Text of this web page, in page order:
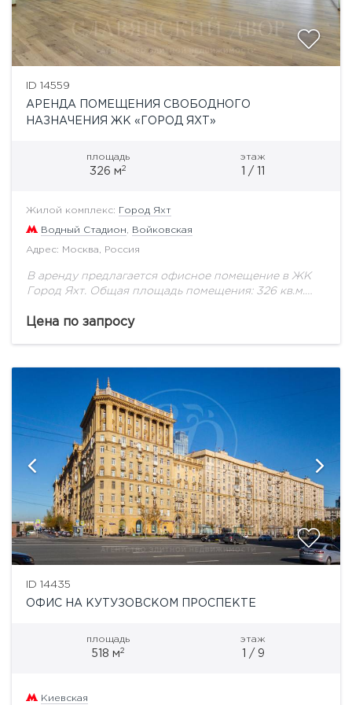
ID 14559
АРЕНДА ПОМЕЩЕНИЯ СВОБОДНОГО
НАЗНАЧЕНИЯ ЖК «ГОРОД ЯХТ»
площадь
326 м2
этаж
1 / 11
Жилой комплекс: Город Яхт
Водный Стадион Войковская
Адрес: Москва, Россия
В аренду предлагается офисное помещение в ЖК
Город Яхт. Общая площадь помещения: 326 кв.м.
первый этаж. Планировка смешанная (Openspace...
Цена по запросу
ID 14435
ОФИС НА КУТУЗОВСКОМ ПРОСПЕКТЕ
площадь
518 м2
этаж
1 / 9
Киевская